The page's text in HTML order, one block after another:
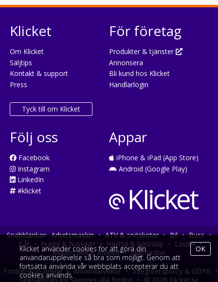
Klicket
Om Klicket
Säljtips
Kontakt & support
Press
Tyck till om Klicket
För företag
Produkter & tjänster
Annonsera
Bli kund hos Klicket
Handlarlogin
Följ oss
Facebook
Instagram
LinkedIn
#klicket
Appar
iPhone & iPad (App Store)
Android (Google Play)
Snabblänkar: Arbetsmaskin • ATV & snöskoter • Bil • Buss •
Båt • Husbil & husvagn • Hästbil & hästsläp • Lastbil •
Motorcykel & moped • Släpfordon
Fordonsköp online • Användarvillkor • Integritetspolicy & GDPR •
Söktjänsten för Sveriges alla fordon • © 2026 Klicket.se
Klicket använder cookies för att göra din
användarupplevelse så bra som möjligt. Genom att
fortsätta använda vår webbplats accepterar du att
cookies används.
OK